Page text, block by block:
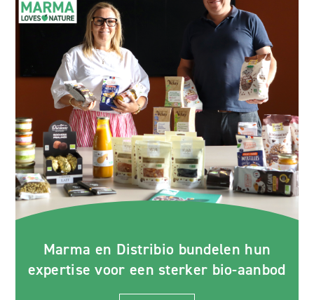
Marma en Distribio bundelen hun
expertise voor een sterker bio-aanbod